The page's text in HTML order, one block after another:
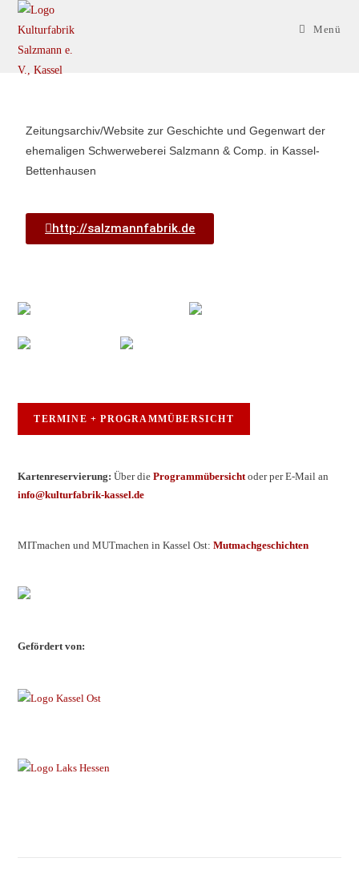
Menü
Zeitungsarchiv/Website zur Geschichte und Gegenwart der
ehemaligen Schwerweberei Salzmann & Comp. in Kassel-
Bettenhausen
http://salzmannfabrik.de
TERMINE + PROGRAMMÜBERSICHT
Kartenreservierung: Über dieProgrammübersichtoder per E-Mail an
info@kulturfabrik-kassel.de
MITmachen und MUTmachen in Kassel Ost:Mutmachgeschichten
Gefördert von: